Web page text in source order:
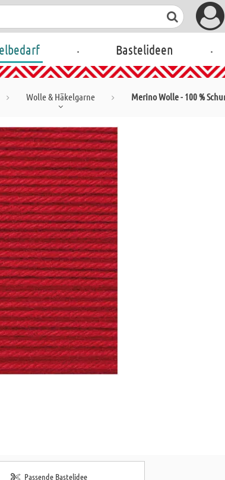
. Bastelideen .
Wolle & Häkelgarne Merino Wolle - 100 %
Passende Bastelidee